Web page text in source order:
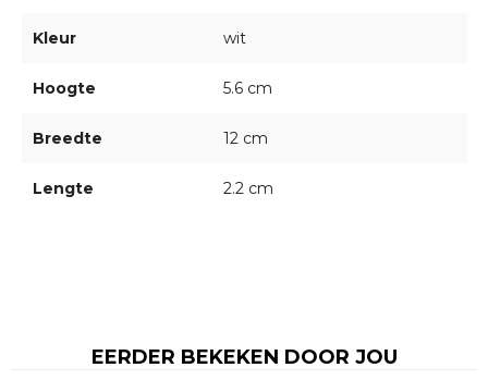
Kleur wit
Hoogte 5.6 cm
Breedte 12 cm
Lengte 2.2 cm
EERDER BEKEKEN DOOR JOU